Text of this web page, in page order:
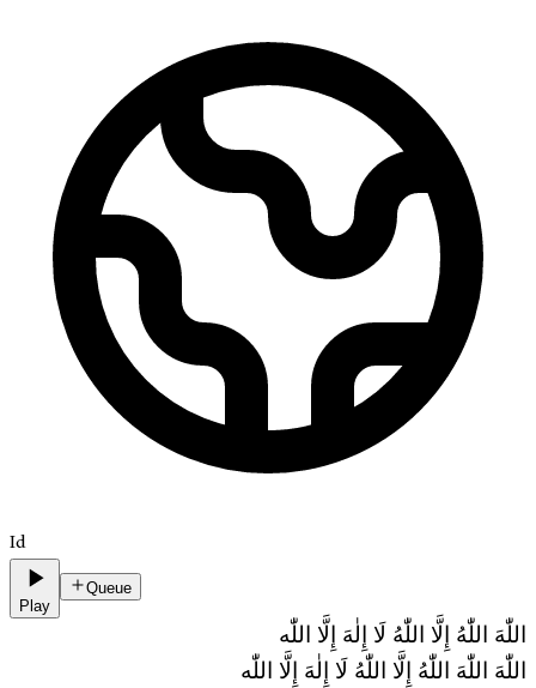
Id
Play
Queue
اللّٰهَ اللّٰهُ إِلَّا اللّٰهُ لَا إِلٰهَ إِلَّا اللّٰه
اللّٰهَ اللّٰهَ اللّٰهُ إِلَّا اللّٰهُ لَا إِلٰهَ إِلَّا اللّٰه